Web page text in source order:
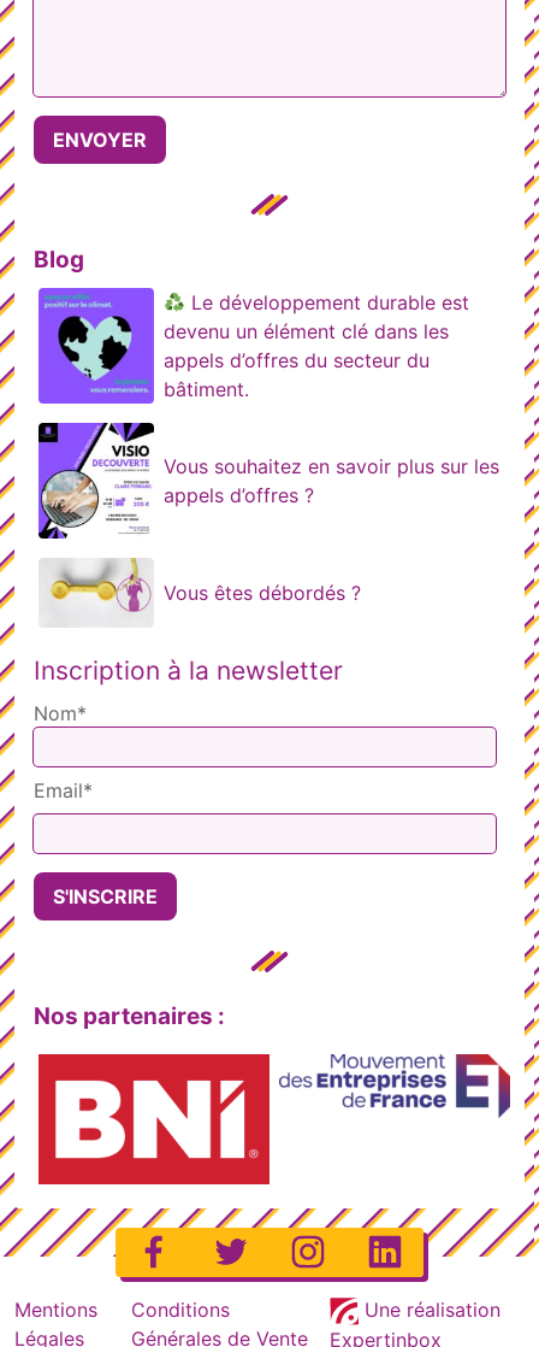
Blog
Le développement durable est
devenu un élément clé dans les
appels d’offres du secteur du
bâtiment.
Vous souhaitez en savoir plus sur les
appels d’offres ?
Vous êtes débordés ?
Inscription à la newsletter
Nom*
Email*
Nos partenaires :
Mentions
Légales
Conditions
Générales de Vente
Une réalisation
Expertinbox